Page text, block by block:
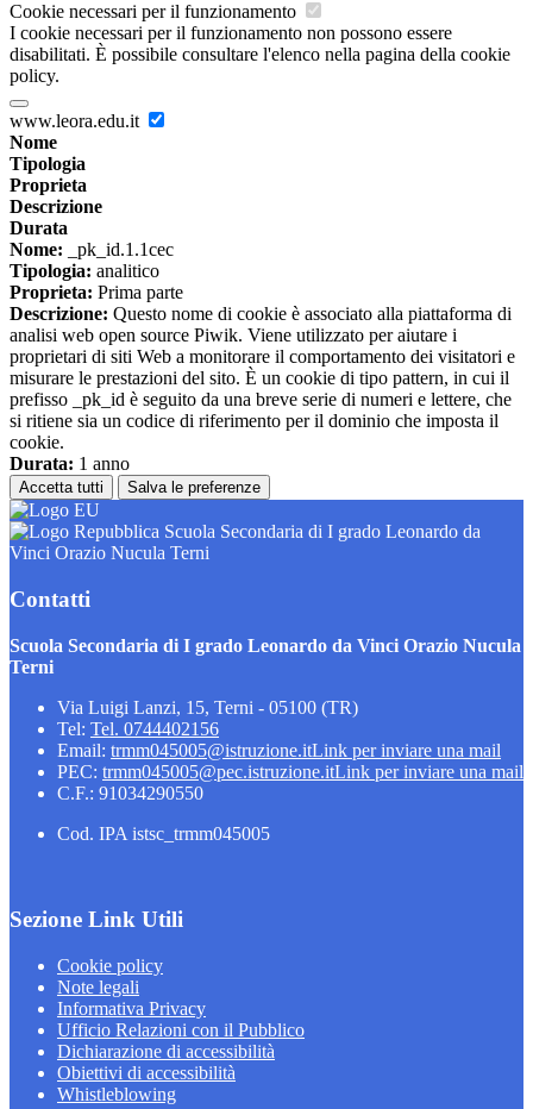
Cookie necessari per il funzionamento
I cookie necessari per il funzionamento non possono essere
disabilitati. È possibile consultare l'elenco nella pagina della cookie
policy.
www.leora.edu.it
Nome
Tipologia
Proprieta
Descrizione
Durata
Nome: _pk_id.1.1cec
Tipologia: analitico
Proprieta: Prima parte
Descrizione: Questo nome di cookie è associato alla piattaforma di
analisi web open source Piwik. Viene utilizzato per aiutare i
proprietari di siti Web a monitorare il comportamento dei visitatori e
misurare le prestazioni del sito. È un cookie di tipo pattern, in cui il
prefisso _pk_id è seguito da una breve serie di numeri e lettere, che
si ritiene sia un codice di riferimento per il dominio che imposta il
cookie.
Durata: 1 anno
Accetta tutti Salva le preferenze
Scuola Secondaria di I grado Leonardo da
Vinci Orazio Nucula Terni
Contatti
Scuola Secondaria di I grado Leonardo da Vinci Orazio Nucula
Terni
Via Luigi Lanzi, 15, Terni - 05100 (TR)
Tel: Tel. 0744402156
Email: trmm045005@istruzione.itLink per inviare una mail
PEC: trmm045005@pec.istruzione.itLink per inviare una mail
C.F.: 91034290550
Cod. IPA istsc_trmm045005
Sezione Link Utili
Cookie policy
Note legali
Informativa Privacy
Ufficio Relazioni con il Pubblico
Dichiarazione di accessibilità
Obiettivi di accessibilità
Whistleblowing